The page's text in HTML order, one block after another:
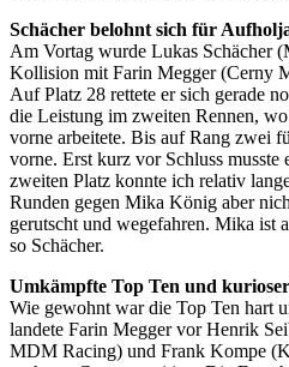
Schächer belohnt sich für
Am Vortag wurde Lukas Schächer
Kollision mit Farin Megger (Cerny
Auf Platz 28 rettete er sich gerade
die Leistung im zweiten Rennen,
vorne arbeitete. Bis auf Rang zwei
vorne. Erst kurz vor Schluss musste
zweiten Platz konnte ich relativ
Runden gegen Mika König aber
gerutscht und wegefahren. Mika ist
so Schächer.
Umkämpfte Top Ten und
Wie gewohnt war die Top Ten hart
landete Farin Megger vor Henrik
MDM Racing) und Frank Kompe